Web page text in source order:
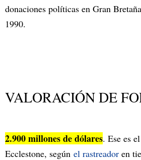
donaciones políticas en Gran
1990.
VALORACIÓN DE
2.900 millones de dólares. Ese es
Ecclestone, según el rastreador en